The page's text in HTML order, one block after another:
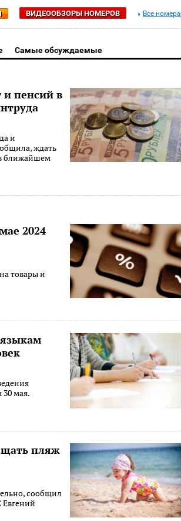
ВИДЕООБЗОРЫ НОМЕРОВ Все номера
Самые обсуждаемые
пенсий в
и
ждать
ближайшем
2024
товары и
30 мая.
пляж
сообщил